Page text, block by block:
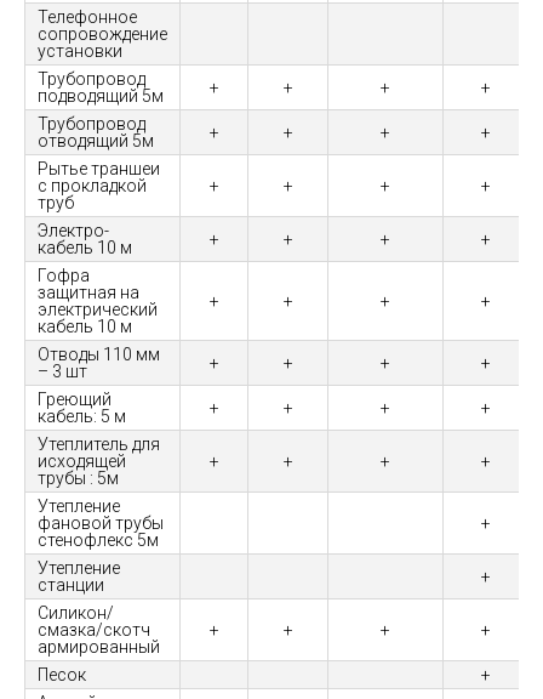
Телефонное
сопровождение
установки
Трубопровод
подводящий 5м
+ + +
+
Трубопровод
отводящий 5м
+ + +
+
Рытье траншеи
с прокладкой
труб
+ + + +
Электро-
кабель 10 м
+ + +
+
Гофра
защитная на
электрический
кабель 10 м
+ + + +
Отводы 110 мм
– 3 шт
+ + +
+
Греющий
кабель: 5 м
+ + +
+
Утеплитель для
исходящей
трубы : 5м
+ + + +
Утепление
фановой трубы
стенофлекс 5м
+
Утепление
станции
+
Силикон/
смазка/скотч
армированный
+ + + +
Песок
+